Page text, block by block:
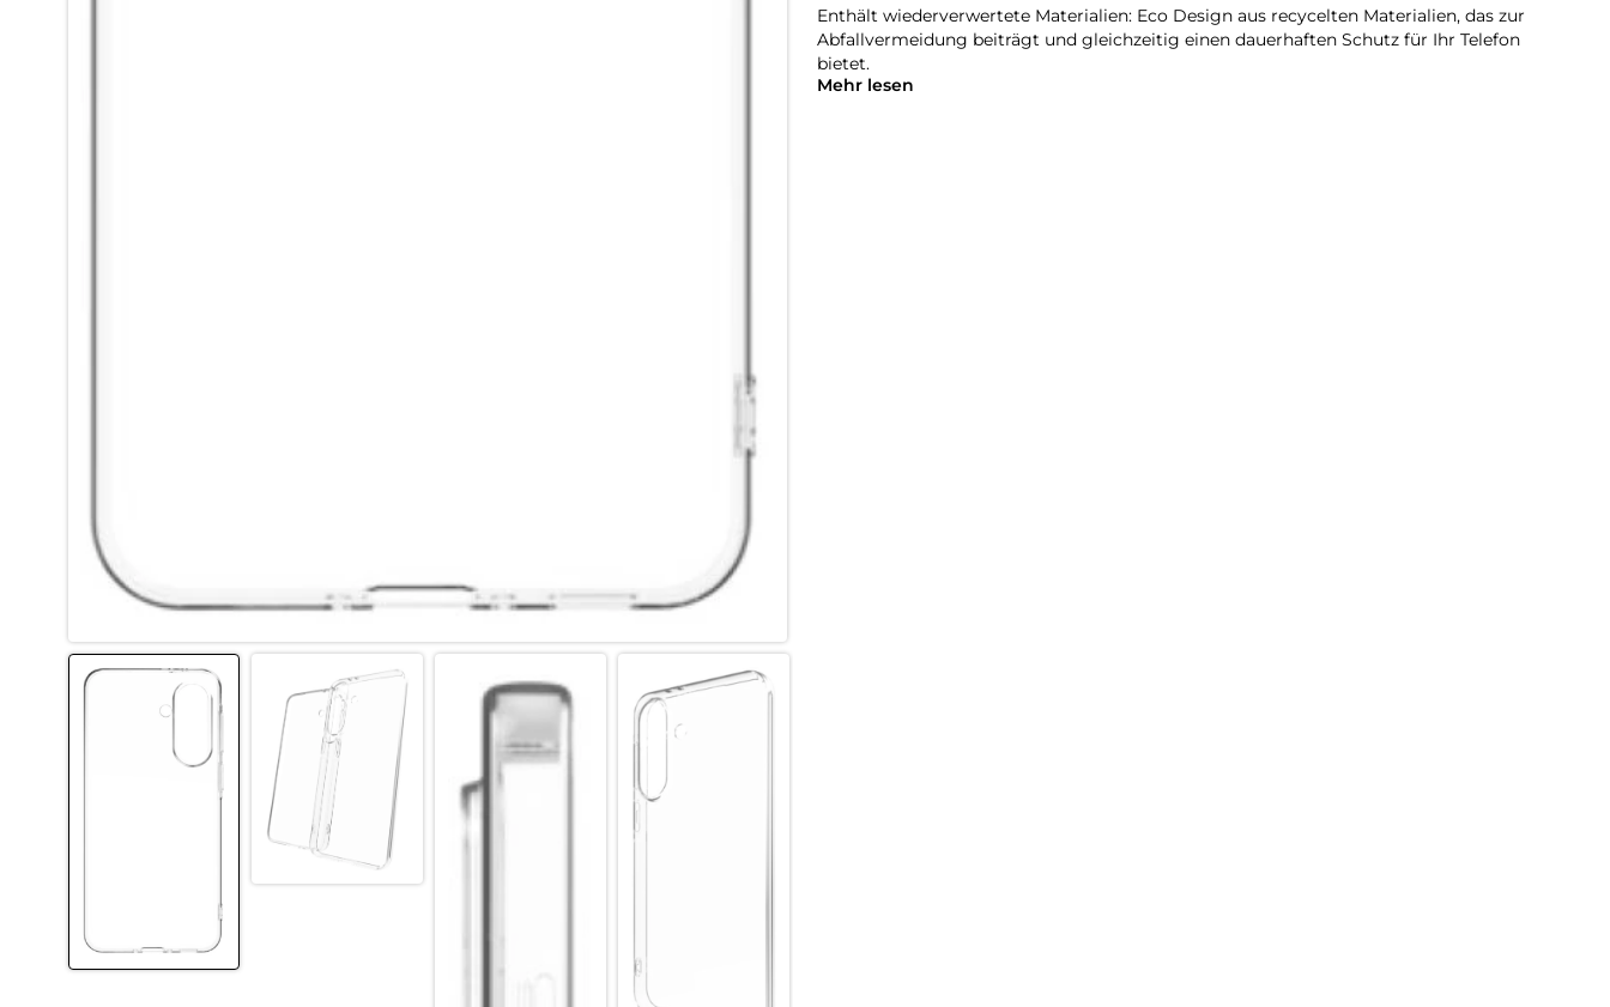
Enthält wiederverwertete Materialien: Eco Design aus recycelten Materialien, das zur
Abfallvermeidung beiträgt und gleichzeitig einen dauerhaften Schutz für Ihr Telefon
bietet.
Mehr lesen